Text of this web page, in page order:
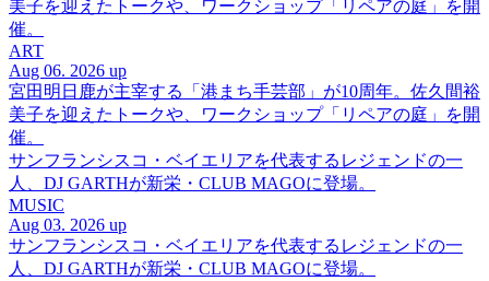
美子を迎えたトークや、ワークショップ「リペアの庭」を開
催。
ART
Aug 06. 2026 up
宮田明日鹿が主宰する「港まち手芸部」が10周年。佐久間裕
美子を迎えたトークや、ワークショップ「リペアの庭」を開
催。
サンフランシスコ・ベイエリアを代表するレジェンドの一
人、DJ GARTHが新栄・CLUB MAGOに登場。
MUSIC
Aug 03. 2026 up
サンフランシスコ・ベイエリアを代表するレジェンドの一
人、DJ GARTHが新栄・CLUB MAGOに登場。